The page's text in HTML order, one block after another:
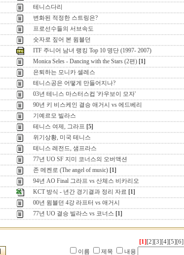
테니스다리
변화된 적정한 스트링은?
프로선수들의 서브속도
숫자로 짚어 본 윔블던
ITF 주니어 남녀 랭킹 Top 10 명단 (1997- 2007)
Monica Seles - Dancing with the Stars (2편) [1]
은퇴하는 모니카 셀레스
테니스공은 어떻게 만들어지나?
03년 테니스 마스터스컵 '카우보이 모자'
90년 키 비스케인 결승 애거시 vs 에드베리
기예르모 빌라스
테니스 여제, 그라프 [5]
위기상황, 미국 테니스
테니스 레전드, 샘프라스
77년 UO SF 지미 코너스의 오버액션
존 메켄로 (The angel of music) [1]
94년 AO Final 그라프 vs 산체스 비카리오
KCT 방식 - 년간 경기결과 정리 자료 [1]
00년 윔블던 4강 라프터 vs 애거시
77년 UO 결승 빌라스 vs 코너스 [1]
[1][2][3][4][5][6]
이름 제목 내용